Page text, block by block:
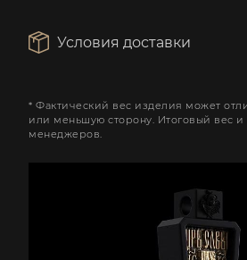
Условия доставки
* Фактический вес изделия может
или меньшую сторону. Итоговый вес и
менеджеров.